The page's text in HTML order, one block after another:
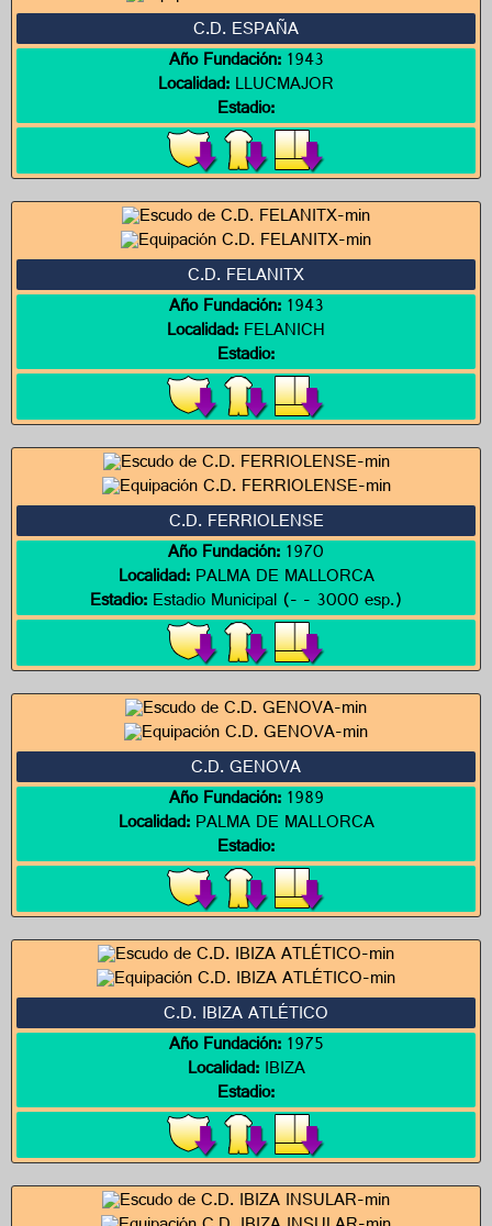
C.D. ESPAÑA
Año Fundación:1943
Localidad:LLUCMAJOR
Estadio:
C.D. FELANITX
Año Fundación:1943
Localidad:FELANICH
Estadio:
C.D. FERRIOLENSE
Año Fundación:1970
Localidad:PALMA DE MALLORCA
Estadio:Estadio Municipal (- - 3000 esp.)
C.D. GENOVA
Año Fundación:1989
Localidad:PALMA DE MALLORCA
Estadio:
C.D. IBIZA ATLÉTICO
Año Fundación:1975
Localidad:IBIZA
Estadio: